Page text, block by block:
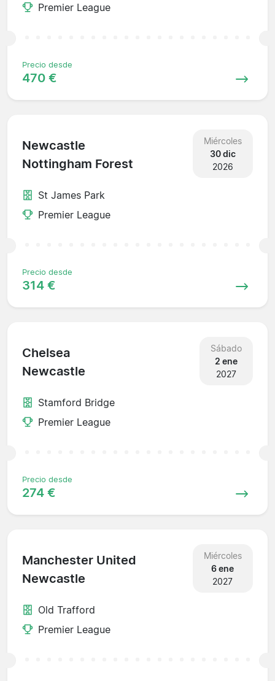
Premier League
Precio desde
470 €
Newcastle
Nottingham Forest
Miércoles
30 dic
2026
St James Park
Premier League
Precio desde
314 €
Chelsea
Newcastle
Sábado
2 ene
2027
Stamford Bridge
Premier League
Precio desde
274 €
Manchester United
Newcastle
Miércoles
6 ene
2027
Old Trafford
Premier League